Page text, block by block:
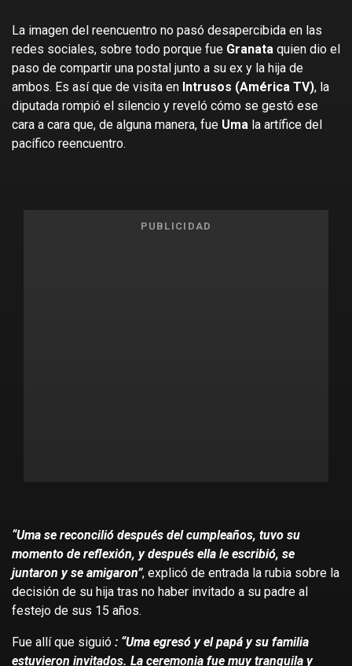
La imagen del reencuentro no pasó desapercibida en las
redes sociales, sobre todo porque fue Granata quien dio el
paso de compartir una postal junto a su ex y la hija de
ambos. Es así que de visita en Intrusos (América TV), la
diputada rompió el silencio y reveló cómo se gestó ese
cara a cara que, de alguna manera, fue Uma la artífice del
pacífico reencuentro.
PUBLICIDAD
“Uma se reconcilió después del cumpleaños, tuvo su
momento de reflexión, y después ella le escribió, se
juntaron y se amigaron”, explicó de entrada la rubia sobre la
decisión de su hija tras no haber invitado a su padre al
festejo de sus 15 años.
Fue allí que siguió : “Uma egresó y el papá y su familia
estuvieron invitados. La ceremonia fue muy tranquila y